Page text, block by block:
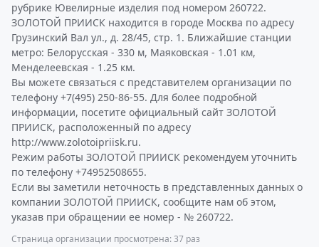
рубрике Ювелирные изделия под номером 260722.
ЗОЛОТОЙ ПРИИСК находится в городе Москва по адресу
Грузинский Вал ул., д. 28/45, стр. 1. Ближайшие станции
метро: Белорусская - 330 м, Маяковская - 1.01 км,
Менделеевская - 1.25 км.
Вы можете связаться с представителем организации по
телефону +7(495) 250-86-55. Для более подробной
информации, посетите официальный сайт ЗОЛОТОЙ
ПРИИСК, расположенный по адресу
http://www.zolotoipriisk.ru.
Режим работы ЗОЛОТОЙ ПРИИСК рекомендуем уточнить
по телефону +74952508655.
Если вы заметили неточность в представленных данных о
компании ЗОЛОТОЙ ПРИИСК, сообщите нам об этом,
указав при обращении ее номер - № 260722.
Страница организации просмотрена: 37 раз